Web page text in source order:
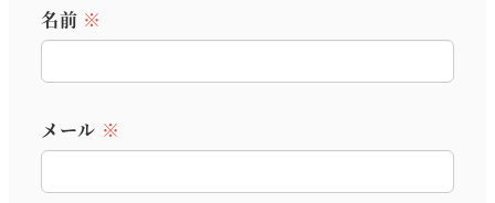
名前 ※
メール ※